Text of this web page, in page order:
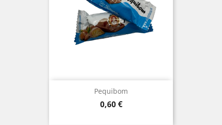
Pequibom
Prezo
0,60 €